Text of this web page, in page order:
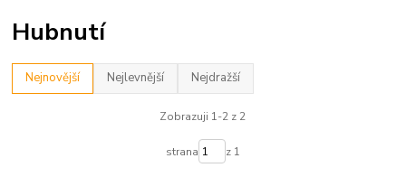
Hubnutí
Nejnovější Nejlevnější Nejdražší
Zobrazuji 1-2 z 2
strana z 1